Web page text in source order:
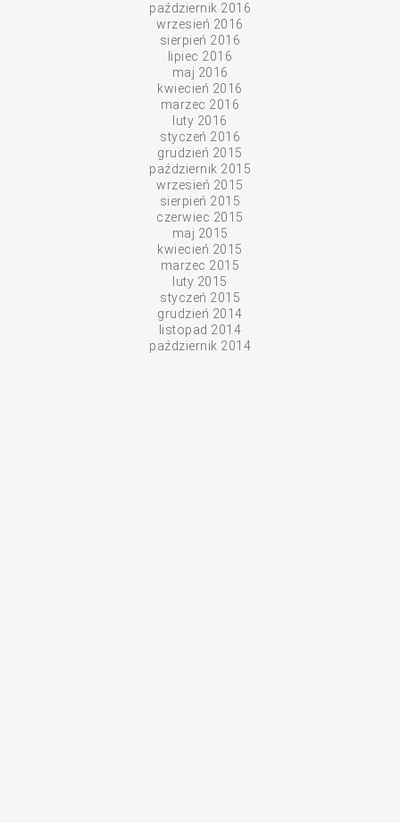
październik 2016
wrzesień 2016
sierpień 2016
lipiec 2016
maj 2016
kwiecień 2016
marzec 2016
luty 2016
styczeń 2016
grudzień 2015
październik 2015
wrzesień 2015
sierpień 2015
czerwiec 2015
maj 2015
kwiecień 2015
marzec 2015
luty 2015
styczeń 2015
grudzień 2014
listopad 2014
październik 2014